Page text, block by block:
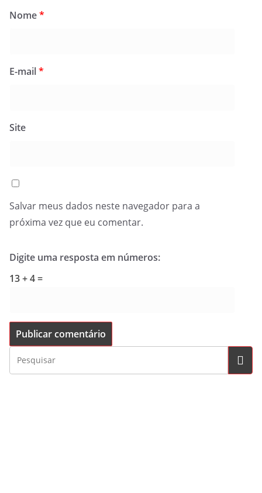
Nome*
E-mail*
Site
Salvar meus dados neste navegador para a
próxima vez que eu comentar.
Digite uma resposta em números:
13 + 4 =